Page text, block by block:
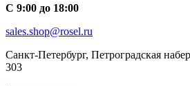
С 9:00 до 18:00
sales.shop@rosel.ru
Санкт-Петербург, Петроградская
303